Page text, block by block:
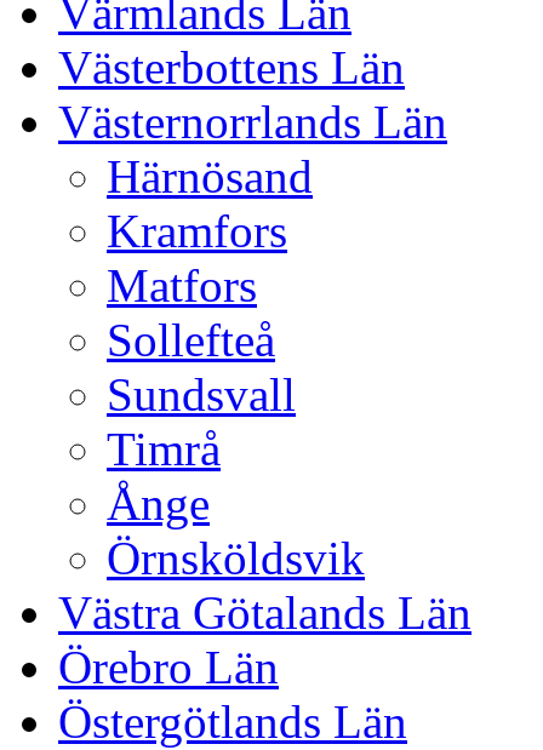
Värmlands Län
Västerbottens Län
Västernorrlands Län
Härnösand
Kramfors
Matfors
Sollefteå
Sundsvall
Timrå
Ånge
Örnsköldsvik
Västra Götalands Län
Örebro Län
Östergötlands Län